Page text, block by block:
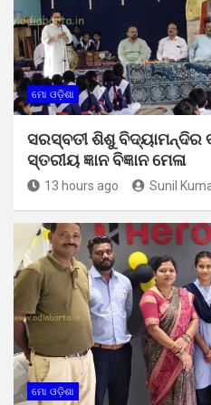
ମୋ ଓଡ଼ିଶା
ସରସ୍ବତୀ ଶିଶୁ ବିଦ୍ୟାମନ୍ଦିର
ସ୍ତରୀୟ ଜ୍ଞାନ ବିଜ୍ଞାନ ମେଳା
13 hours ago Sunil
ମୋ ଓଡ଼ିଶା